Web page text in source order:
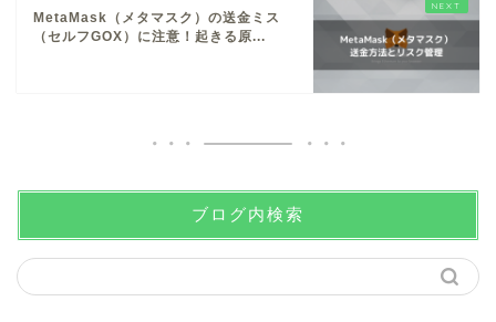
MetaMask（メタマスク）の送金ミス
（セルフGOX）に注意！起きる原...
ブログ内検索